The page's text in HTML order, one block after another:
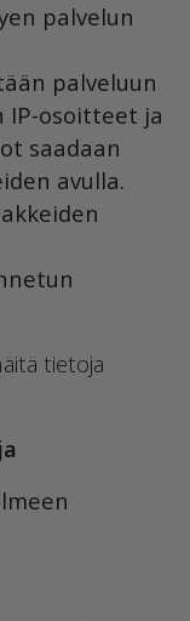
palvelun
palveluun
IP-osoitteet ja
saadaan
avulla.
tietoja